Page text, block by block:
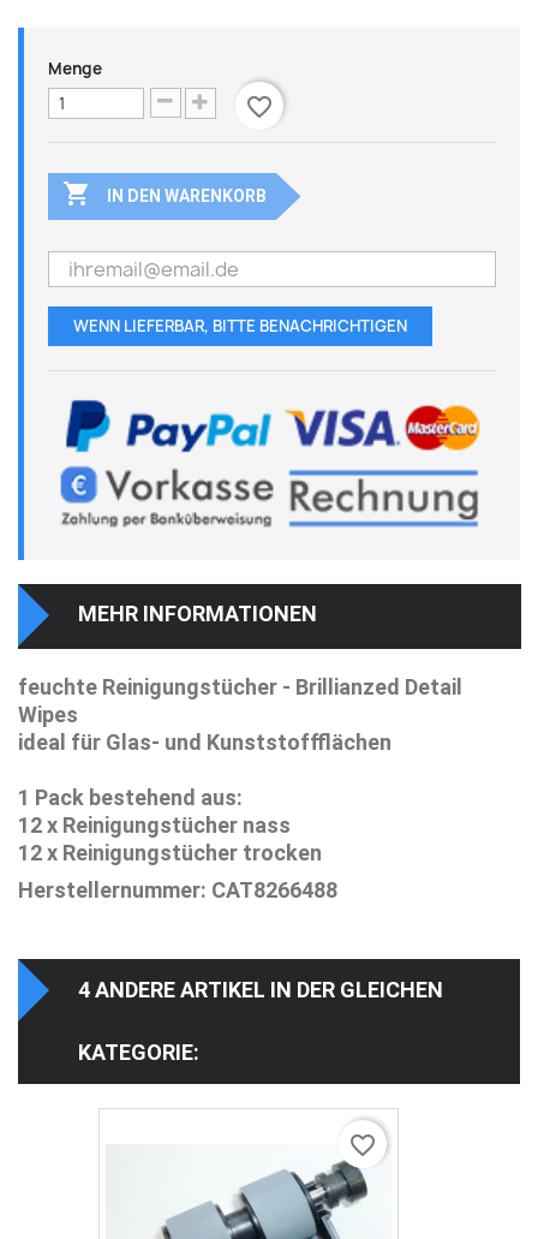
Menge
favorite_border
 IN DEN WARENKORB
WENN LIEFERBAR, BITTE BENACHRICHTIGEN
MEHR INFORMATIONEN
feuchte Reinigungstücher - Brillianzed Detail
Wipes
ideal für Glas- und Kunststoffflächen
1 Pack bestehend aus:
12 x Reinigungstücher nass
12 x Reinigungstücher trocken
Herstellernummer: CAT8266488
4 ANDERE ARTIKEL IN DER GLEICHEN
KATEGORIE:
favorite_border